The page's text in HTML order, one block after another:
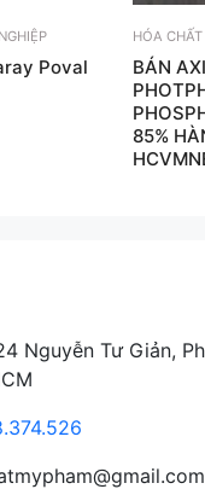
Poval
HÓA
BÁN
85%
Nguyễn Tư Giản,